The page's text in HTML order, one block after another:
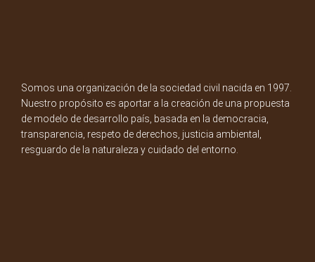
Somos una organización de la sociedad civil nacida en 1997.
Nuestro propósito es aportar a la creación de una propuesta
de modelo de desarrollo país, basada en la democracia,
transparencia, respeto de derechos, justicia ambiental,
resguardo de la naturaleza y cuidado del entorno.